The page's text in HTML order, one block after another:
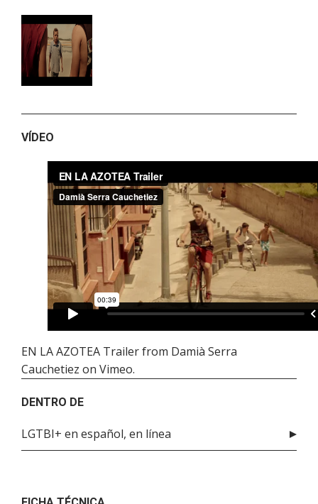
VÍDEO
EN LA AZOTEA Trailerfrom Damià Serra
Cauchetiez on Vimeo.
DENTRO DE
LGTBI+ en español, en línea